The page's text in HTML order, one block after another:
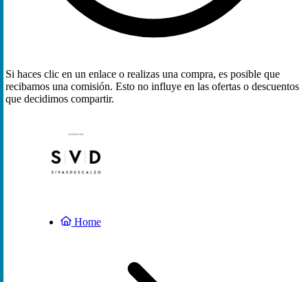
Si haces clic en un enlace o realizas una compra, es posible que
recibamos una comisión. Esto no influye en las ofertas o descuentos
que decidimos compartir.
Home